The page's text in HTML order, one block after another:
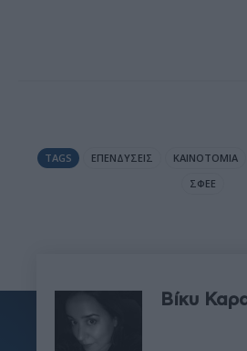
TAGS ΕΠΕΝΔΎΣΕΙΣ ΚΑΙΝΟΤΟΜΊΑ
ΣΦΕΕ
Βίκυ